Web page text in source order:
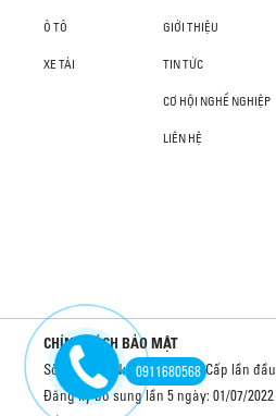
Ô TÔ
XE TẢI
GIỚI THIỆU
TIN TỨC
CƠ HỘI NGHỀ NGHIỆP
LIÊN HỆ
CHÍNH SÁCH BẢO MẬT
Số GCNDKDN: 3601200954 - Cấp lần
Đăng ký bổ sung lần 5 ngày: 01/07/2022
0911680568